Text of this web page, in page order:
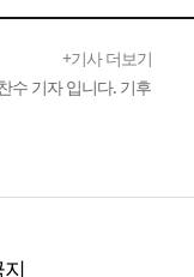
+기사 더보기
수 기자 입니다. 기후